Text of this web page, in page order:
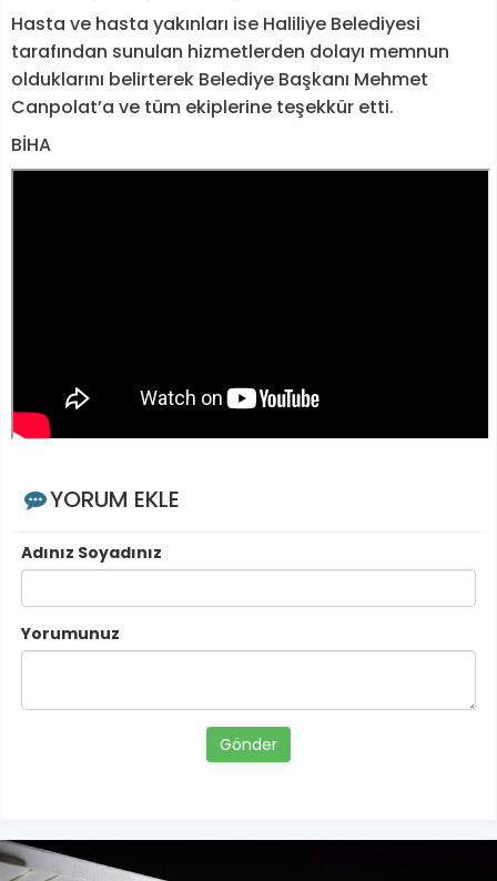
Hasta ve hasta yakınları ise Haliliye Belediyesi
tarafından sunulan hizmetlerden dolayı memnun
olduklarını belirterek Belediye Başkanı Mehmet
Canpolat’a ve tüm ekiplerine teşekkür etti.
BİHA
YORUM EKLE
Adınız Soyadınız
Yorumunuz
Gönder